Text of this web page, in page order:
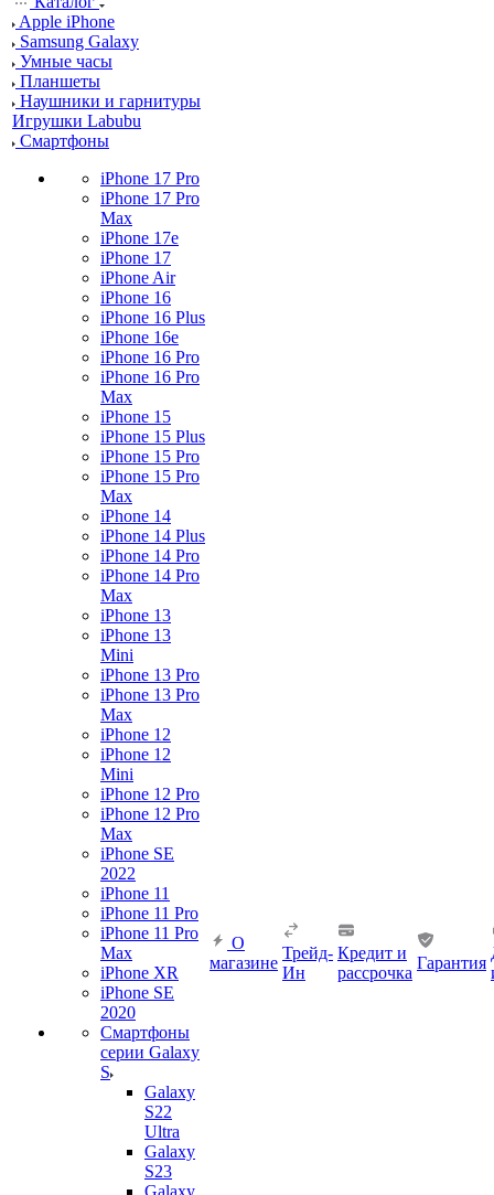
Apple iPhone
Samsung Galaxy
Умные часы
Планшеты
Наушники и гарнитуры
Игрушки Labubu
Смартфоны
iPhone 17 Pro
iPhone 17 Pro
Max
iPhone 17e
iPhone 17
iPhone Air
iPhone 16
iPhone 16 Plus
iPhone 16e
iPhone 16 Pro
iPhone 16 Pro
Max
iPhone 15
iPhone 15 Plus
iPhone 15 Pro
iPhone 15 Pro
Max
iPhone 14
iPhone 14 Plus
iPhone 14 Pro
iPhone 14 Pro
Max
iPhone 13
iPhone 13
Mini
iPhone 13 Pro
iPhone 13 Pro
Max
iPhone 12
iPhone 12
Mini
iPhone 12 Pro
iPhone 12 Pro
Max
iPhone SE
2022
iPhone 11
iPhone 11 Pro
iPhone 11 Pro
Max
iPhone XR
iPhone SE
2020
Смартфоны
серии Galaxy
S
Galaxy
S22
Ultra
Galaxy
S23
Galaxy
О
магазине
Трейд-
Ин
Кредит и
рассрочка
Гарантия